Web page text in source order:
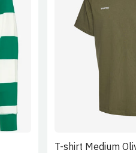
2XL
T-shirt Medium